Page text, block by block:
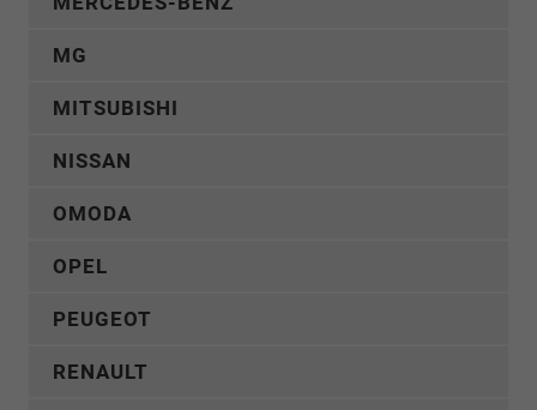
MG
MITSUBISHI
NISSAN
OMODA
OPEL
PEUGEOT
RENAULT